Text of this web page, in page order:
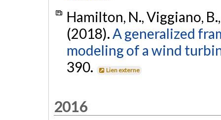
Hamilton, N., Viggiano,
(2018). A generalized
modeling of a wind
390.
Lien externe
2016